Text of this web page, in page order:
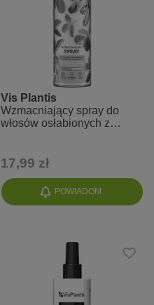
POWIADOM
Vis Plantis
Wzmacniający spray do
włosów osłabionych z
17,99 zł